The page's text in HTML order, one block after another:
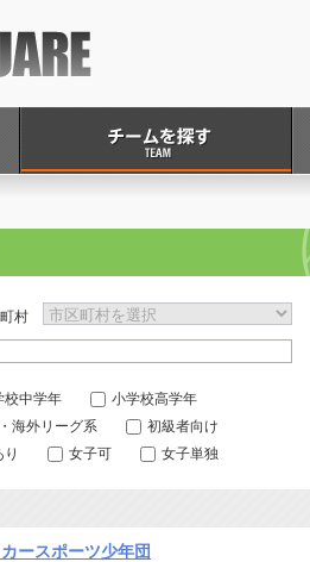
村
校中学年
小学校高学年
海外リーグ系
初級者向け
女子可 女子単独
ースポーツ少年団